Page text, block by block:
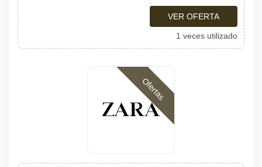
VER OFERTA
1 veces utilizado
Ofertas